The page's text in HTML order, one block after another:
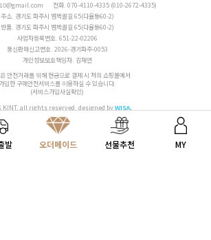
전화. 070-4110-4335 (010-2672-4335)
주소. 경기도 파주시 범벅골길 65(다율동60-2)
반품. 경기도 파주시 범벅골길 65(다율동60-2)
사업자등록번호. 651-22-02206
통신판매신고번호. 2026-경기파주-0053
개인정보보호책임자. 김재연
안전거래를 위해 현금으로 결제 시 저희 쇼핑몰에서
가입한 구매안전서비스를 이용하실 수 있습니다.
(서비스가입사실확인)
KINT. all rights reserved. designed byWISA.
발 오더메이드 선물추천 MY